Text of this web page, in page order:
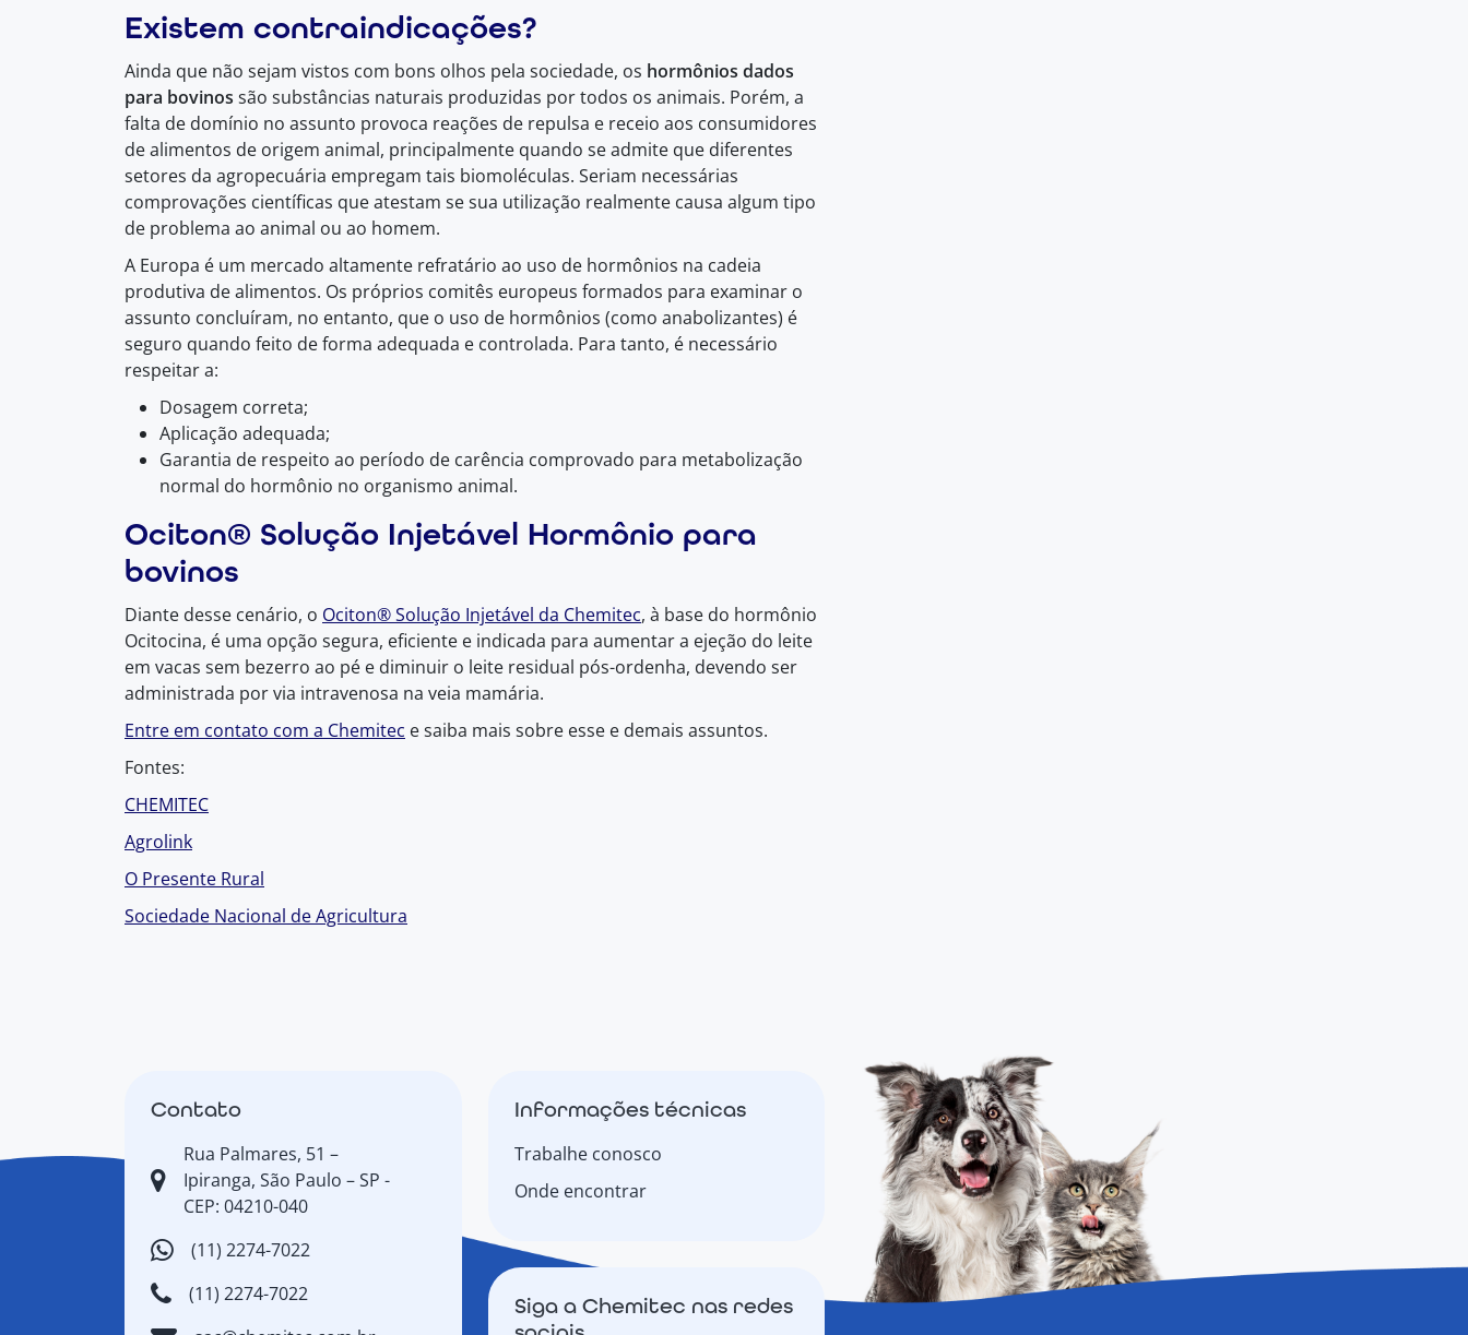
Existem contraindicações?
Ainda que não sejam vistos com bons olhos pela sociedade, os hormônios dados
para bovinos são substâncias naturais produzidas por todos os animais. Porém, a
falta de domínio no assunto provoca reações de repulsa e receio aos consumidores
de alimentos de origem animal, principalmente quando se admite que diferentes
setores da agropecuária empregam tais biomoléculas. Seriam necessárias
comprovações científicas que atestam se sua utilização realmente causa algum tipo
de problema ao animal ou ao homem.
A Europa é um mercado altamente refratário ao uso de hormônios na cadeia
produtiva de alimentos. Os próprios comitês europeus formados para examinar o
assunto concluíram, no entanto, que o uso de hormônios (como anabolizantes) é
seguro quando feito de forma adequada e controlada. Para tanto, é necessário
respeitar a:
Dosagem correta;
Aplicação adequada;
Garantia de respeito ao período de carência comprovado para metabolização
normal do hormônio no organismo animal.
Ociton® Solução Injetável Hormônio para
bovinos
Diante desse cenário, o Ociton® Solução Injetável da Chemitec, à base do hormônio
Ocitocina, é uma opção segura, eficiente e indicada para aumentar a ejeção do leite
em vacas sem bezerro ao pé e diminuir o leite residual pós-ordenha, devendo ser
administrada por via intravenosa na veia mamária.
Entre em contato com a Chemitec e saiba mais sobre esse e demais assuntos.
Fontes:
CHEMITEC
Agrolink
O Presente Rural
Sociedade Nacional de Agricultura
Contato
Rua Palmares, 51 –
Ipiranga, São Paulo – SP -
CEP: 04210-040
(11) 2274-7022
(11) 2274-7022
Informações técnicas
Trabalhe conosco
Onde encontrar
Siga a Chemitec nas redes